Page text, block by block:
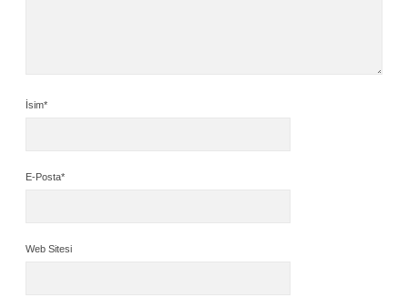
İsim*
E-Posta*
Web Sitesi